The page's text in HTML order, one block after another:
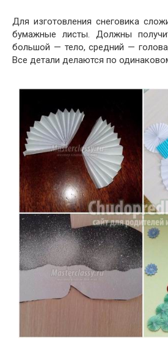
Для изготовления снеговика
бумажные листы. Должны
большой — тело, средний —
Все детали делаются по